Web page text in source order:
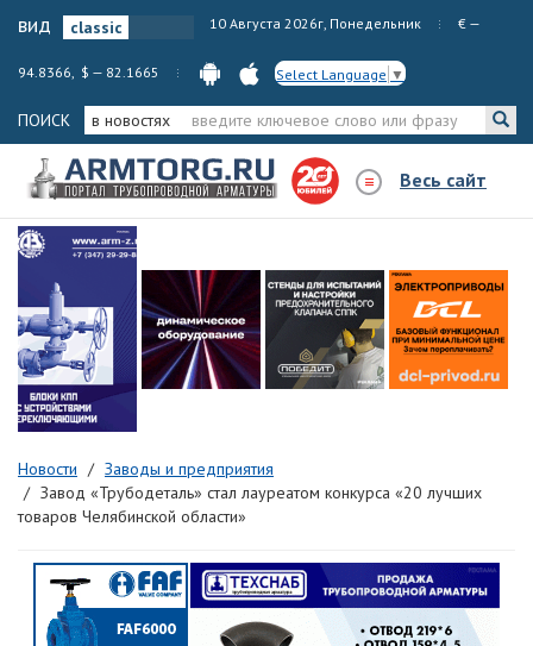
вид 10 Августа 2026г, Понедельник € —
94.8366, $ — 82.1665 Select Language ▼
ПОИСК в новостях
Весь сайт
Новости
Заводы и предприятия
Завод «Трубодеталь» стал лауреатом конкурса «20 лучших
товаров Челябинской области»